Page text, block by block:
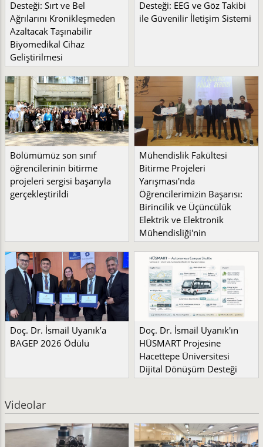
Desteği: Sırt ve Bel
Ağrılarını Kronikleşmeden
Azaltacak Taşınabilir
Biyomedikal Cihaz
Geliştirilmesi
Desteği: EEG ve Göz Takibi
ile Güvenilir İletişim Sistemi
Bölümümüz son sınıf
öğrencilerinin bitirme
projeleri sergisi başarıyla
gerçekleştirildi
Mühendislik Fakültesi
Bitirme Projeleri
Yarışması'nda
Öğrencilerimizin Başarısı:
Birincilik ve Üçüncülük
Elektrik ve Elektronik
Mühendisliği'nin
Doç. Dr. İsmail Uyanık’a
BAGEP 2026 Ödülü
Doç. Dr. İsmail Uyanık'ın
HÜSMART Projesine
Hacettepe Üniversitesi
Dijital Dönüşüm Desteği
Videolar